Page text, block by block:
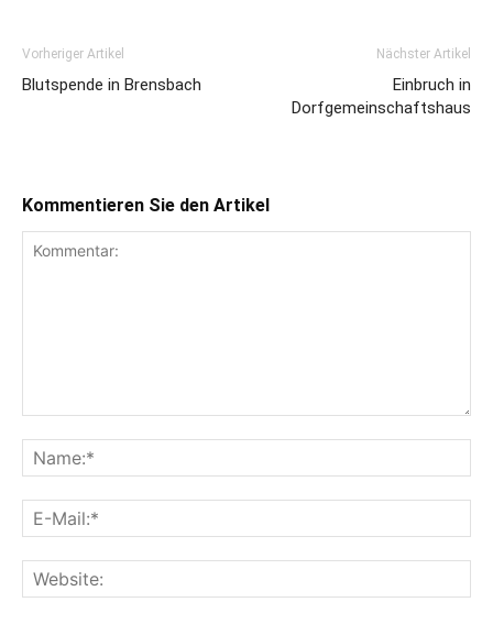
Vorheriger Artikel
Blutspende in Brensbach
Nächster Artikel
Einbruch in
Dorfgemeinschaftshaus
Kommentieren Sie den Artikel